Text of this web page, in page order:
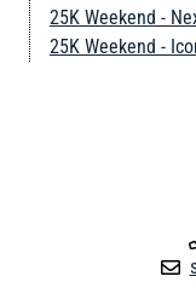
25K Weekend -
25K Weekend -
